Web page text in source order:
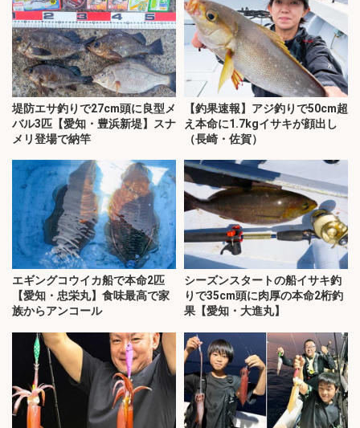
堤防エサ釣りで27cm頭に良型メ
バル3匹【愛知・豊浜新堤】スナ
メリ登場で納竿
【釣果速報】アジ釣りで50cm超
え本命に1.7kgイサキが顔出し
（長崎・佐賀）
エギングコウイカ船で本命2匹
【愛知・忠栄丸】食味最高で家
族からアンコール
シーズンスタートの船イサキ釣
りで35cm頭に肉厚の本命2桁釣
果【愛知・大進丸】